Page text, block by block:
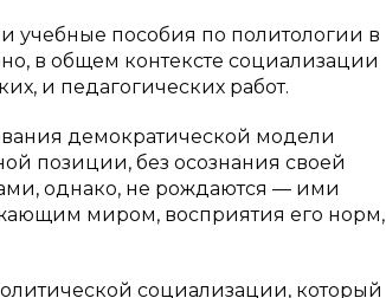
учебные пособия по политологии в
в общем контексте социализации
и педагогических работ.
демократической модели
позиции, без осознания своей
однако, не рождаются — ими
миром, восприятия его норм,
социализации, который